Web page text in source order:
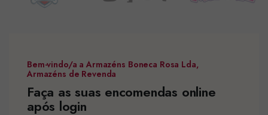
Bem-vindo/a a Armazéns Boneca Rosa Lda,
Armazéns de Revenda
Faça as suas encomendas online
após login